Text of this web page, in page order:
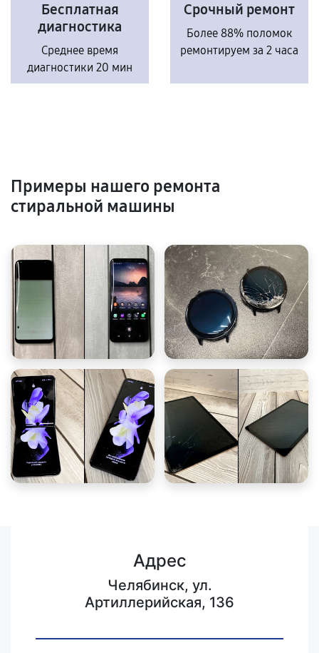
Бесплатная
диагностика
Среднее время
диагностики 20 мин
Срочный ремонт
Более 88% поломок
ремонтируем за 2 часа
Примеры нашего ремонта
стиральной машины
Адрес
Челябинск, ул.
Артиллерийская, 136